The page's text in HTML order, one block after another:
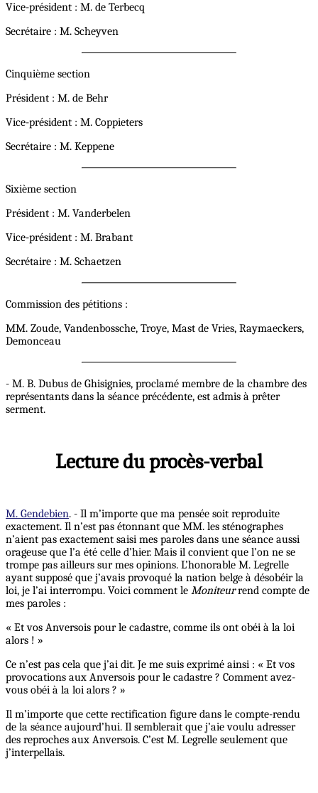
Vice-président : M. de Terbecq
Secrétaire : M. Scheyven
Cinquième section
Président : M. de Behr
Vice-président : M. Coppieters
Secrétaire : M. Keppene
Sixième section
Président : M. Vanderbelen
Vice-président : M. Brabant
Secrétaire : M. Schaetzen
Commission des pétitions :
MM. Zoude, Vandenbossche, Troye, Mast de Vries, Raymaeckers,
Demonceau
- M. B. Dubus de Ghisignies, proclamé membre de la chambre des
représentants dans la séance précédente, est admis à prêter
serment.
Lecture du procès-verbal
M. Gendebien. - Il m’importe que ma pensée soit reproduite
exactement. Il n’est pas étonnant que MM. les sténographes
n’aient pas exactement saisi mes paroles dans une séance aussi
orageuse que l’a été celle d’hier. Mais il convient que l’on ne se
trompe pas ailleurs sur mes opinions. L’honorable M. Legrelle
ayant supposé que j’avais provoqué la nation belge à désobéir la
loi, je l’ai interrompu. Voici comment le Moniteurrend compte de
mes paroles :
« Et vos Anversois pour le cadastre, comme ils ont obéi à la loi
alors ! »
Ce n’est pas cela que j’ai dit. Je me suis exprimé ainsi : « Et vos
provocations aux Anversois pour le cadastre ? Comment avez-
vous obéi à la loi alors ? »
Il m’importe que cette rectification figure dans le compte-rendu
de la séance aujourd’hui. Il semblerait que j’aie voulu adresser
des reproches aux Anversois. C’est M. Legrelle seulement que
j’interpellais.